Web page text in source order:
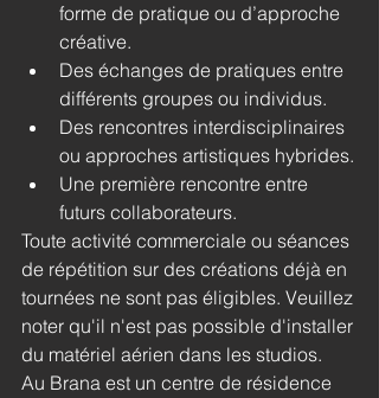
forme de pratique ou d’approche
créative.
Des échanges de pratiques entre
différents groupes ou individus.
Des rencontres interdisciplinaires
ou approches artistiques hybrides.
Une première rencontre entre
futurs collaborateurs.
Toute activité commerciale ou séances
de répétition sur des créations déjà en
tournées ne sont pas éligibles. Veuillez
noter qu'il n'est pas possible d'installer
du matériel aérien dans les studios.
Au Brana est un centre de résidence